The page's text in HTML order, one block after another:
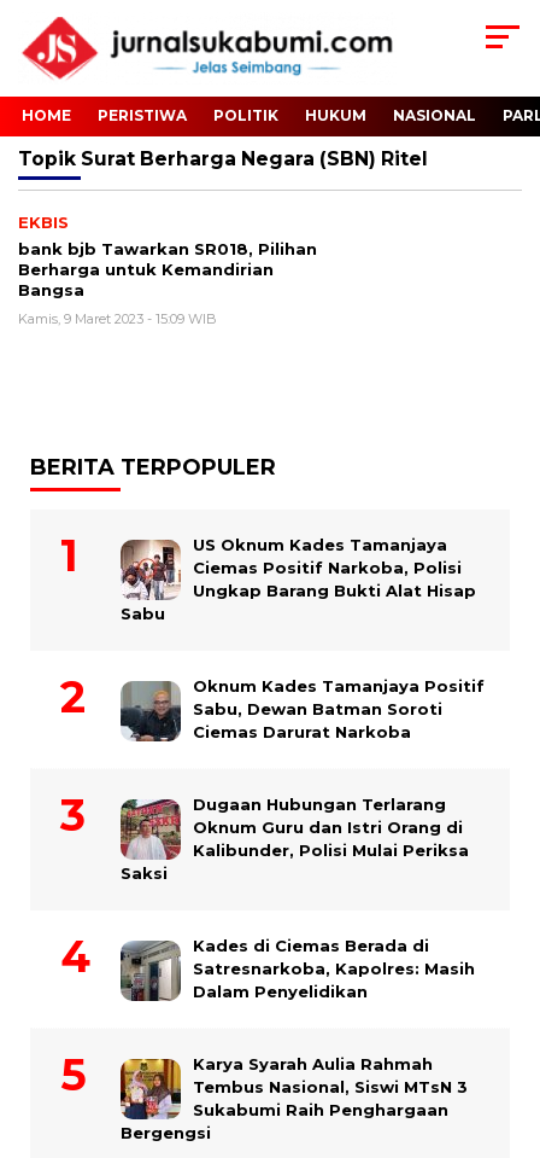
HOME PERISTIWA POLITIK HUKUM NASIONAL
Topik Surat Berharga Negara (SBN) Ritel
EKBIS
bank bjb Tawarkan SR018, Pilihan
Berharga untuk Kemandirian
Bangsa
Kamis, 9 Maret 2023 - 15:09 WIB
BERITA TERPOPULER
US Oknum Kades Tamanjaya
Ciemas Positif Narkoba, Polisi
Ungkap Barang Bukti Alat Hisap
Sabu
Oknum Kades Tamanjaya Positif
Sabu, Dewan Batman Soroti
Ciemas Darurat Narkoba
Dugaan Hubungan Terlarang
Oknum Guru dan Istri Orang di
Kalibunder, Polisi Mulai Periksa
Saksi
Kades di Ciemas Berada di
Satresnarkoba, Kapolres: Masih
Dalam Penyelidikan
Karya Syarah Aulia Rahmah
Tembus Nasional, Siswi MTsN 3
Sukabumi Raih Penghargaan
Bergengsi